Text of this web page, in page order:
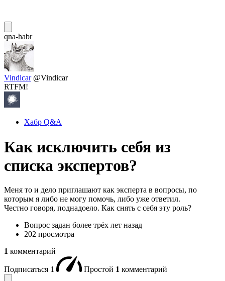
qna-habr
Vindicar @Vindicar
RTFM!
Хабр Q&A
Как исключить себя из
списка экспертов?
Меня то и дело приглашают как эксперта в вопросы, по
которым я либо не могу помочь, либо уже ответил.
Честно говоря, поднадоело. Как снять с себя эту роль?
Вопрос задан более трёх лет назад
202 просмотра
1 комментарий
Подписаться 1 Простой 1 комментарий